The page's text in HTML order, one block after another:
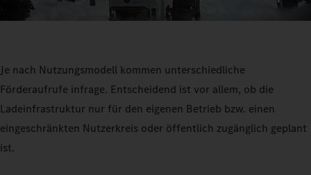
Je nach Nutzungsmodell kommen unterschiedliche
Förderaufrufe infrage. Entscheidend ist vor allem, ob die
Ladeinfrastruktur nur für den eigenen Betrieb bzw. einen
eingeschränkten Nutzerkreis oder öffentlich zugänglich geplant
ist.